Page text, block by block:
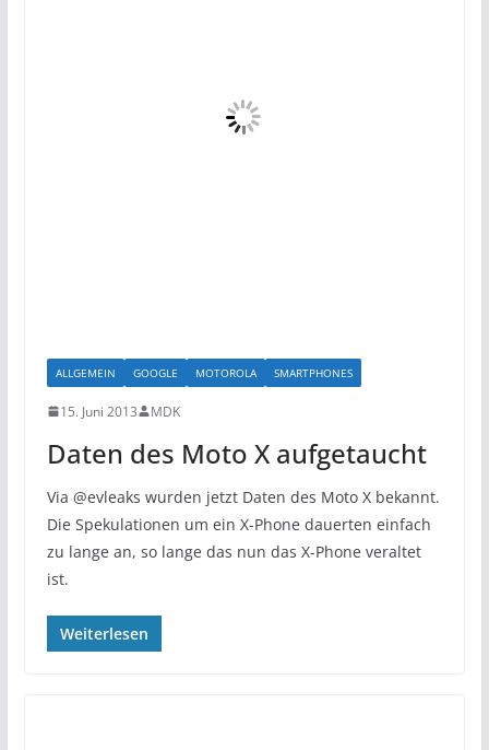
ALLGEMEIN GOOGLE MOTOROLA SMARTPHONES
15. Juni 2013 MDK
Daten des Moto X aufgetaucht
Via @evleaks wurden jetzt Daten des Moto X bekannt.
Die Spekulationen um ein X-Phone dauerten einfach
zu lange an, so lange das nun das X-Phone veraltet
ist.
Weiterlesen